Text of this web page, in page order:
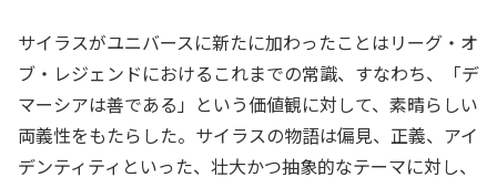
サイラスがユニバースに新たに加わったことはリーグ・オ
ブ・レジェンドにおけるこれまでの常識、すなわち、「デ
マーシアは善である」という価値観に対して、素晴らしい
両義性をもたらした。サイラスの物語は偏見、正義、アイ
デンティティといった、壮大かつ抽象的なテーマに対し、